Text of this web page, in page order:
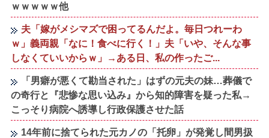
ｗｗｗｗｗ他
夫「嫁がメシマズで困ってるんだよ。毎日つれーわ
ｗ」義両親「なに！食べに行く！」夫「いや、そんな事
しなくていいからｗ」→ある日、私の作ったご...
「男癖が悪くて勘当された」はずの元夫の妹…葬儀で
の奇行と『悲惨な思い込み』から知的障害を疑った私→
こっそり病院へ誘導し行政保護させた話
14年前に捨てられた元カノの「托卵」が発覚し間男扱